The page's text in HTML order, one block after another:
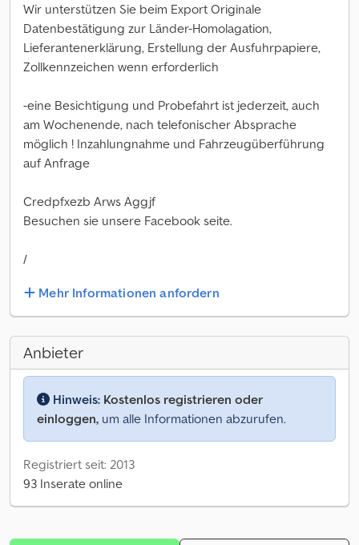
Wir unterstützen Sie beim Export Originale
Datenbestätigung zur Länder-Homolagation,
Lieferantenerklärung, Erstellung der Ausfuhrpapiere,
Zollkennzeichen wenn erforderlich
-eine Besichtigung und Probefahrt ist jederzeit, auch
am Wochenende, nach telefonischer Absprache
möglich ! Inzahlungnahme und Fahrzeugüberführung
auf Anfrage
Credpfxezb Arws Aggjf
Besuchen sie unsere Facebook seite.
/
Mehr Informationen anfordern
Anbieter
Hinweis: Kostenlos registrieren oder
einloggen, um alle Informationen abzurufen.
Registriert seit: 2013
93 Inserate online